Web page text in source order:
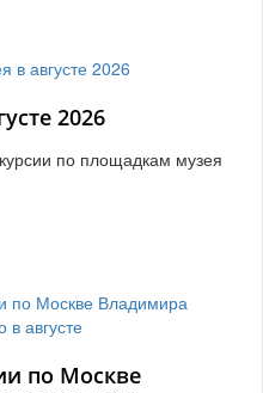
2026
по площадкам музея
по Москве